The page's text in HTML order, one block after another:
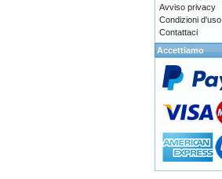
Avviso privacy
Condizioni d'uso
Contattaci
Accettiamo